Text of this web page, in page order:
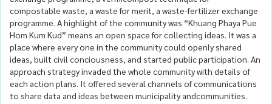
compostable waste, a waste for merit, a waste-fertilizer exchange
programme. A highlight of the community was “Khuang Phaya Pue
Hom Kum Kud” means an open space for collecting ideas. It was a
place where every one in the community could openly shared
ideas, built civil conciousness, and started public participation. An
approach strategy invaded the whole community with details of
each action plans. It offered several channels of communications
to share data and ideas between municipality andcommunities.